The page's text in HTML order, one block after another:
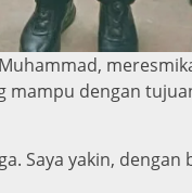
Muhammad,
dengan
Saya yakin,